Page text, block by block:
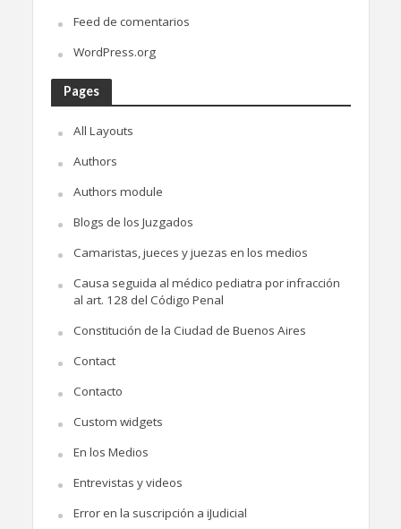
Feed de comentarios
WordPress.org
Pages
All Layouts
Authors
Authors module
Blogs de los Juzgados
Camaristas, jueces y juezas en los medios
Causa seguida al médico pediatra por infracción
al art. 128 del Código Penal
Constitución de la Ciudad de Buenos Aires
Contact
Contacto
Custom widgets
En los Medios
Entrevistas y videos
Error en la suscripción a iJudicial